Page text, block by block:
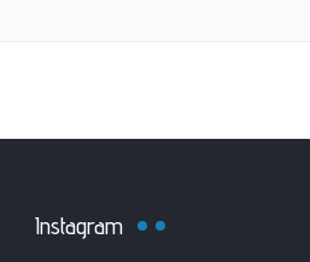
Instagram